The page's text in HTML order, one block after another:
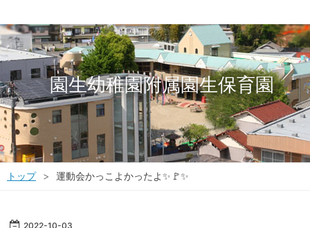
園生幼稚園附属園生保育園
トップ > 運動会かっこよかったよ✨🚩✨
2022-10-03